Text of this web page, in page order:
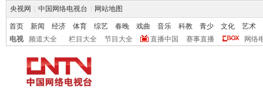
央视网 中国网络电视台 网站地图
首页 新闻 经济 体育 综艺 春晚 戏曲 音乐 科教 青少 文化
艺术
电视
频道大全 栏目大全 节目大全 直播中国 赛事直播 网络